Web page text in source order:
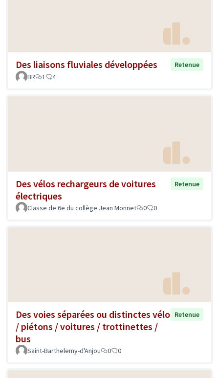
Des liaisons fluviales développées
Retenue
BR
1 4
Des vélos rechargeurs de voitures
électriques
Retenue
Classe de 6e du collège Jean Monnet 0 0
Des voies séparées ou distinctes vélo
/ piétons / voitures / trottinettes /
bus
Retenue
Saint-Barthelemy-d'Anjou 0 0